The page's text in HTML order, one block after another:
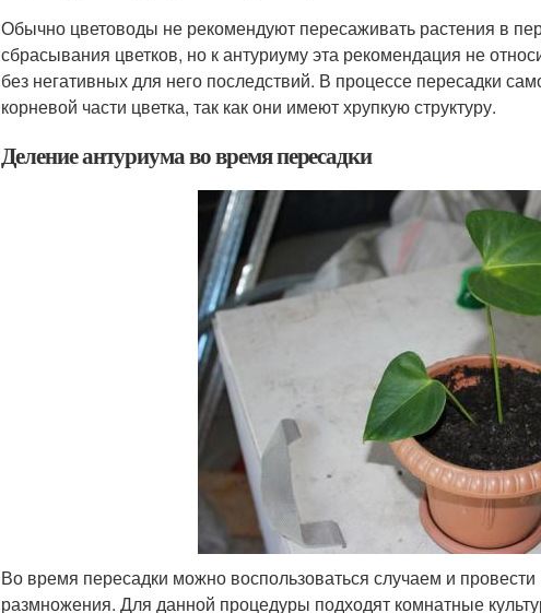
Обычно цветоводы не рекомендуют пересаживать растения в
сбрасывания цветков, но к антуриуму эта рекомендация не
без негативных для него последствий. В процессе пересадки
корневой части цветка, так как они имеют хрупкую структуру.
Деление антуриума во время пересадки
Во время пересадки можно воспользоваться случаем и
размножения. Для данной процедуры подходят комнатные